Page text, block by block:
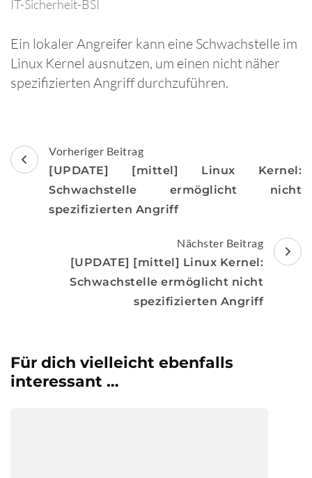
IT-Sicherheit-BSI
Ein lokaler Angreifer kann eine Schwachstelle im
Linux Kernel ausnutzen, um einen nicht näher
spezifizierten Angriff durchzuführen.
Beitragsnavigation
Vorheriger Beitrag
[UPDATE] [mittel] Linux Kernel:
Schwachstelle ermöglicht nicht
spezifizierten Angriff
Nächster Beitrag
[UPDATE] [mittel] Linux Kernel:
Schwachstelle ermöglicht nicht
spezifizierten Angriff
Für dich vielleicht ebenfalls
interessant …